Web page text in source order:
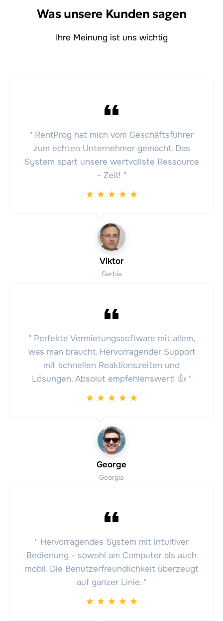
Was unsere Kunden sagen
Ihre Meinung ist uns wichtig
" RentProg hat mich vom Geschäftsführer
zum echten Unternehmer gemacht. Das
System spart unsere wertvollste Ressource
- Zeit! "
Viktor
Serbia
" Perfekte Vermietungssoftware mit allem,
was man braucht. Hervorragender Support
mit schnellen Reaktionszeiten und
Lösungen. Absolut empfehlenswert! 👍 "
George
Georgia
" Hervorragendes System mit intuitiver
Bedienung - sowohl am Computer als auch
mobil. Die Benutzerfreundlichkeit überzeugt
auf ganzer Linie. "